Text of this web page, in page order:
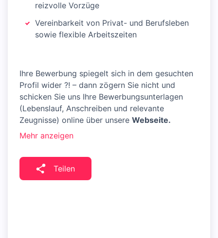
reizvolle Vorzüge
Vereinbarkeit von Privat- und Berufsleben
sowie flexible Arbeitszeiten
Ihre Bewerbung spiegelt sich in dem gesuchten
Profil wider ?! – dann zögern Sie nicht und
schicken Sie uns Ihre Bewerbungsunterlagen
(Lebenslauf, Anschreiben und relevante
Zeugnisse) online über unsere Webseite.
Mehr anzeigen
Teilen